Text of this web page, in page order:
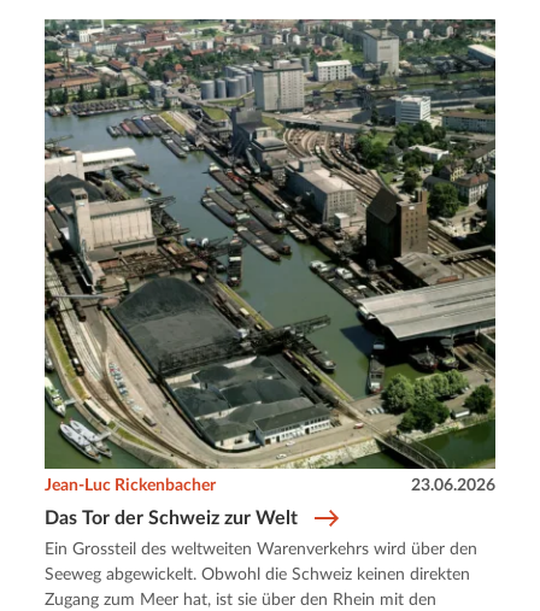
Das Tor der Schweiz zur Welt
Jean-Luc Rickenbacher 23.06.2026
Ein Grossteil des weltweiten Warenverkehrs wird über den
Seeweg abgewickelt. Obwohl die Schweiz keinen direkten
Zugang zum Meer hat, ist sie über den Rhein mit den